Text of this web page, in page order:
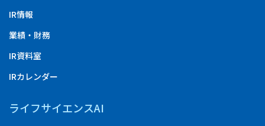
IR情報
業績・財務
IR資料室
IRカレンダー
ライフサイエンスAI